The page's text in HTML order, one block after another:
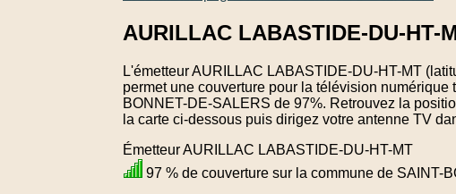
AURILLAC LABASTIDE-DU-HT-
L'émetteur AURILLAC LABASTIDE-DU-HT-MT
permet une couverture pour la télévision numérique
BONNET-DE-SALERS de 97%. Retrouvez la
la carte ci-dessous puis dirigez votre antenne TV
Émetteur AURILLAC LABASTIDE-DU-HT-MT
97 % de couverture sur la commune de SAINT-